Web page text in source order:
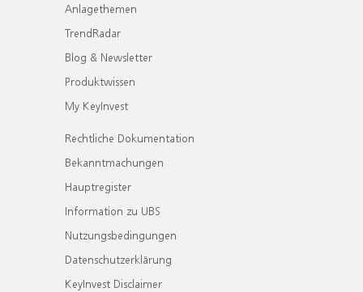
Anlagethemen
TrendRadar
Blog & Newsletter
Produktwissen
My KeyInvest
Rechtliche Dokumentation
Bekanntmachungen
Hauptregister
Information zu UBS
Nutzungsbedingungen
Datenschutzerklärung
KeyInvest Disclaimer